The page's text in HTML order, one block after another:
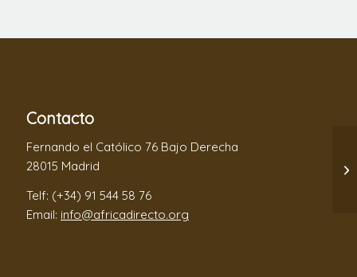
Contacto
Fernando el Católico 76 Bajo Derecha
28015 Madrid
Telf: (+34) 91 544 58 76
Email: info@africadirecto.org